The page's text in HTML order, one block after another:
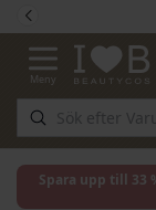
Hoppa till innehållet
Växla Nav
Meny
Spara upp till 33